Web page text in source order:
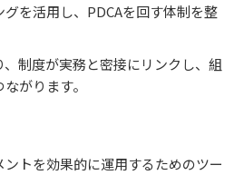
を活用し、PDCAを回す体制を整
制度が実務と密接にリンクし、組
がります。
トを効果的に運用するためのツー